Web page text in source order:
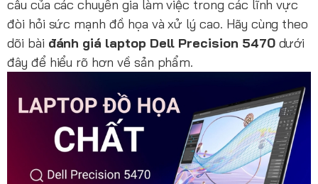
cầu của các chuyên gia làm việc trong các lĩnh vực
đòi hỏi sức mạnh đồ họa và xử lý cao. Hãy cùng theo
dõi bài đánh giá laptop Dell Precision 5470dưới
đây để hiểu rõ hơn về sản phẩm.